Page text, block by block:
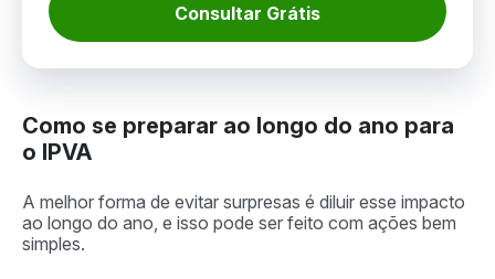
Consultar Grátis
Como se preparar ao longo do ano para
o IPVA
A melhor forma de evitar surpresas é diluir esse impacto
ao longo do ano, e isso pode ser feito com ações bem
simples.